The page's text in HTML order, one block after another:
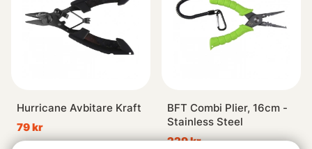
Hurricane Avbitare Kraft
79 kr
BFT Combi Plier, 16cm -
Stainless Steel
229 kr